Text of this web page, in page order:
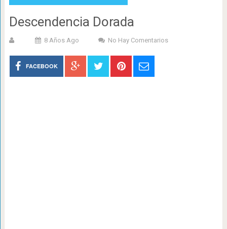
Descendencia Dorada
8 Años Ago No Hay Comentarios
FACEBOOK